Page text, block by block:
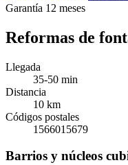
Garantía 12 meses
Reformas de
Llegada
35-50 min
Distancia
10 km
Códigos postales
1566015679
Barrios y núcleos